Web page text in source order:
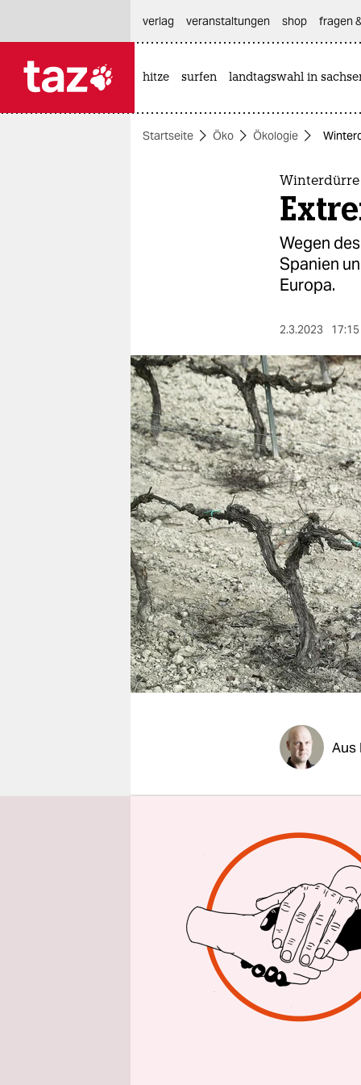
themen
berlin
nord
wahrheit
verlag
verlag
veranstaltungen
shop
fragen & hilfe
unterstützen
abo
genossenschaft
verlag
veranstaltungen shop fragen
hitze surfen landtagswahl in
Startseite Öko Ökologie
Wegen
Spanien
Europa.
2.3.2023
Aus
In
wird
mit seiner
Realität
Was
immer